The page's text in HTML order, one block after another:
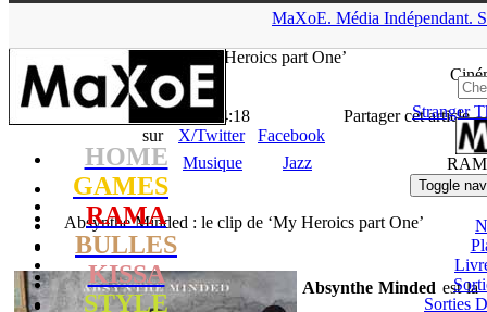
MaXoE. Média Indépendant.
HOME
GAMES
RAMA
BULLES
KISSA
STYLE
Ciné
Stranger
Toggle
Sorties
clip de ‘My Heroics part One’
- 31.12.10, 14:18
Partager cet article
sur
X/Twitter
Facebook
Musique
Jazz
Absynthe Minded : le clip de ‘My Heroics part One’
Absynthe Minded est la